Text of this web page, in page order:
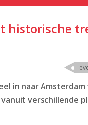
historische
in naar
verschillende